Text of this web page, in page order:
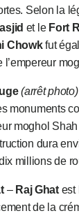
Selon la
et le Fort
Chowkfut
l’empereur
(arrêt photo)
monuments
moghol
dura
millions de
– Raj Ghatest
de la